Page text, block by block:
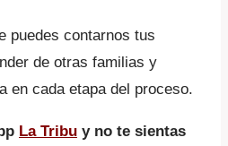
puedes contarnos tus
de otras familias y
en cada etapa del proceso.
La Tribu y no te sientas